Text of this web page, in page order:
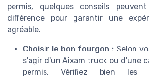
permis, quelques conseils
différence pour garantir une
agréable.
Choisir le bon fourgon : Selon
s'agir d'un Aixam truck ou d'une
permis. Vérifiez bien les